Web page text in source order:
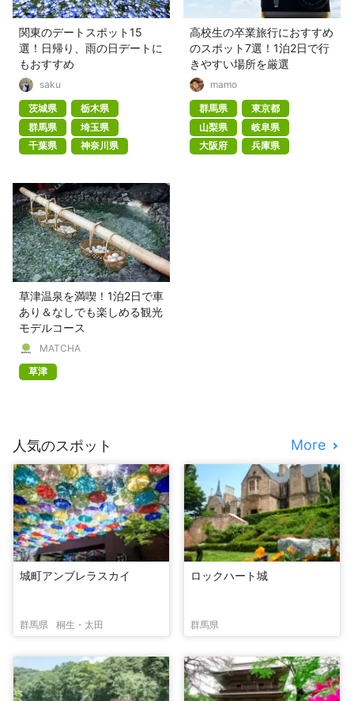
関東のデートスポット15
選！日帰り、雨の日デートに
もおすすめ
saku
茨城県
栃木県
群馬県
埼玉県
千葉県
神奈川県
高校生の卒業旅行におすすめ
のスポット7選！1泊2日で行
きやすい場所を厳選
mamo
群馬県
東京都
山梨県
岐阜県
大阪府
兵庫県
草津温泉を満喫！1泊2日で車
あり＆なしでも楽しめる観光
モデルコース
MATCHA
草津
人気のスポット More
城町アンブレラスカイ
群馬県 桐生・太田
ロックハート城
群馬県